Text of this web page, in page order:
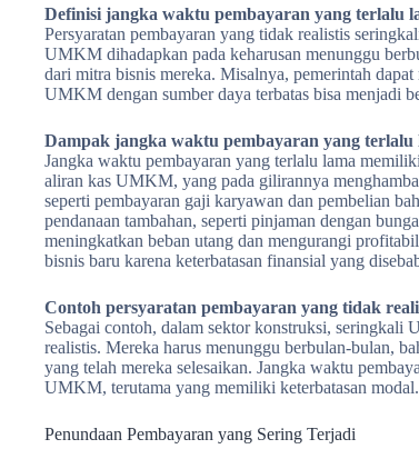
Definisi jangka waktu pembayaran yang terlalu
Persyaratan pembayaran yang tidak realistis
UMKM dihadapkan pada keharusan menunggu
dari mitra bisnis mereka. Misalnya, pemerintah
UMKM dengan sumber daya terbatas bisa menjadi
Dampak jangka waktu pembayaran yang
Jangka waktu pembayaran yang terlalu lama
aliran kas UMKM, yang pada gilirannya
seperti pembayaran gaji karyawan dan pembelian
pendanaan tambahan, seperti pinjaman dengan
meningkatkan beban utang dan mengurangi
bisnis baru karena keterbatasan finansial yang
Contoh persyaratan pembayaran yang tidak
Sebagai contoh, dalam sektor konstruksi, seringkali
realistis. Mereka harus menunggu berbulan-bulan,
yang telah mereka selesaikan. Jangka waktu
UMKM, terutama yang memiliki keterbatasan modal.
Penundaan Pembayaran yang Sering Terjadi